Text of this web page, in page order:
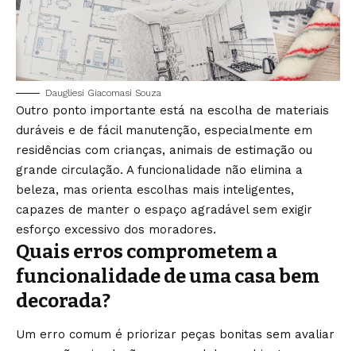
Daugliesi Giacomasi Souza
Outro ponto importante está na escolha de materiais
duráveis e de fácil manutenção, especialmente em
residências com crianças, animais de estimação ou
grande circulação. A funcionalidade não elimina a
beleza, mas orienta escolhas mais inteligentes,
capazes de manter o espaço agradável sem exigir
esforço excessivo dos moradores.
Quais erros comprometem a
funcionalidade de uma casa bem
decorada?
Um erro comum é priorizar peças bonitas sem avaliar